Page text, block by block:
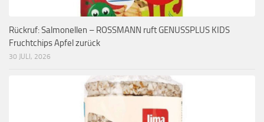
Rückruf: Salmonellen – ROSSMANN ruft GENUSSPLUS KIDS
Fruchtchips Apfel zurück
30 JULI, 2026